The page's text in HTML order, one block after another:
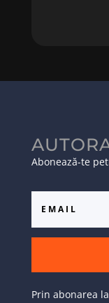
Abonează-te
Prin abonarea